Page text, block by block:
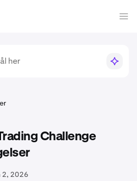
Challenge
2, 2026